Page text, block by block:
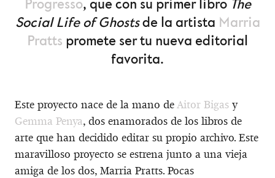
Progresso, que con su primer libro The
Social Life of Ghostsde la artista Marria
Pratts promete ser tu nueva editorial
favorita.
Este proyecto nace de la mano deAitor Bigas y
Gemma Penya, dos enamorados de los libros de
arte que han decidido editar su propio archivo. Este
maravilloso proyecto se estrena junto a una vieja
amiga de los dos, Marria Pratts. Pocas